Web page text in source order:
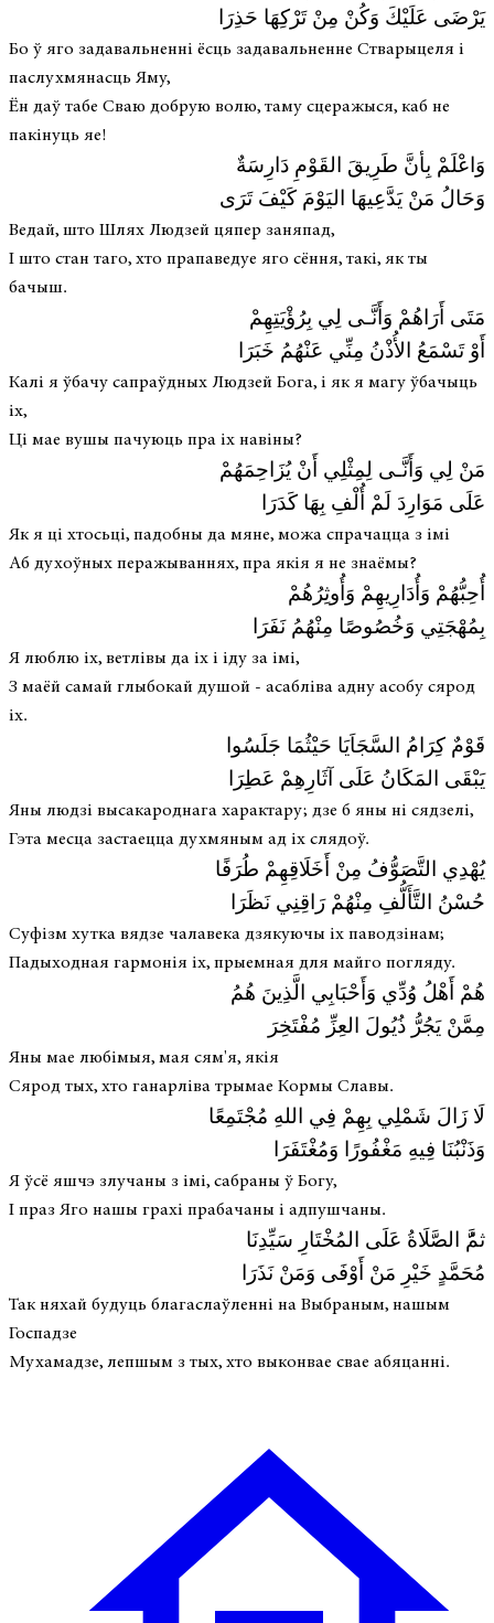
يَرْضَى عَلَيْكَ وَكُنْ مِنْ تَرْكِهَا حَذِرَا
Бо ў яго задавальненні ёсць задавальненне Стварыцеля і
паслухмянасць Яму,
Ён даў табе Сваю добрую волю, таму сцеражыся, каб не
пакінуць яе!
وَاعْلَمْ بِأنَّ طَرِيقَ القَوْمِ دَارِسَةٌ
وَحَالُ مَنْ يَدَّعِيهَا اليَوْمَ كَيْفَ تَرَى
Ведай, што Шлях Людзей цяпер заняпад,
І што стан таго, хто прапаведуе яго сёння, такі, як ты
бачыш.
مَتَى أَرَاهُمْ وَأَنَّـى لِي بِرُؤْيَتِهِمْ
أَوْ تَسْمَعُ الأُذْنُ مِنِّي عَنْهُمُ خَبَرَا
Калі я ўбачу сапраўдных Людзей Бога, і як я магу ўбачыць
іх,
Ці мае вушы пачуюць пра іх навіны?
مَنْ لِي وَأَنَّـى لِمِثْلِي أَنْ يُزَاحِمَهُمْ
عَلَى مَوَارِدَ لَمْ أُلْفِ بِهَا كَدَرَا
Як я ці хтосьці, падобны да мяне, можа спрачацца з імі
Аб духоўных перажываннях, пра якія я не знаёмы?
أُحِبُّهُمْ وَأُدَارِيهِمْ وَأُوثِرُهُمْ
بِمُهْجَتِي وَخُصُوصًا مِنْهُمُ نَفَرَا
Я люблю іх, ветлівы да іх і іду за імі,
З маёй самай глыбокай душой - асабліва адну асобу сярод
іх.
قَوْمٌ كِرَامُ السَّجَاَيَا حَيْثُمَا جَلَسُوا
يَبْقَى المَكَانُ عَلَى آثَارِهِمْ عَطِرَا
Яны людзі высакароднага характару; дзе б яны ні сядзелі,
Гэта месца застаецца духмяным ад іх слядоў.
يُهْدِي التَّصَوُّفُ مِنْ أَخَلَاقِهِمْ طُرَفًا
حُسْنُ التَّأَلُّفِ مِنْهُمْ رَاقِنِي نَظَرَا
Суфізм хутка вядзе чалавека дзякуючы іх паводзінам;
Падыходная гармонія іх, прыемная для майго погляду.
هُمْ أَهْلُ وُدِّي وَأَحْبَابِي الَّذِينَ هُمُ
مِمَّنْ يَجُرُّ ذُيُولَ العِزِّ مُفْتَخِرَ
Яны мае любімыя, мая сям'я, якія
Сярод тых, хто ганарліва трымае Кормы Славы.
لَا زَالَ شَمْلِي بِهِمْ فِي اللهِ مُجْتَمِعًا
وَذَنْبُنَا فِيهِ مَغْفُورًا وَمُغْتَفَرَا
Я ўсё яшчэ злучаны з імі, сабраны ў Богу,
І праз Яго нашы грахі прабачаны і адпушчаны.
ثمَُّ الصَّلَاةُ عَلَى المُخْتَارِ سَيِّدِنَا
مُحَمَّدٍ خَيْرِ مَنْ أَوْفَى وَمَنْ نَذَرَا
Так няхай будуць благаслаўленні на Выбраным, нашым
Госпадзе
Мухамадзе, лепшым з тых, хто выконвае свае абяцанні.